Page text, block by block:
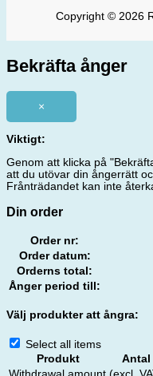
Copyright © 2026
Bekräfta ånger
×
Viktigt:
Genom att klicka på
att du utövar din ångerrätt
Frånträdandet kan inte
Din order
Order nr:
Order datum:
Orderns total:
Ånger period till:
Välj produkter att ångra:
Select all items
Produkt
Antal